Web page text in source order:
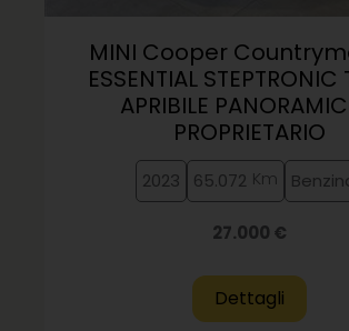
MINI Cooper
ESSENTIAL STEPTRONIC
APRIBILE
PROPRIETARIO
27.000 €
2023 Km
65.072